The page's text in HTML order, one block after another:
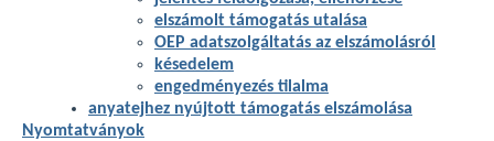
elszámolt támogatás utalása
OEP adatszolgáltatás az elszámolásról
késedelem
engedményezés tilalma
anyatejhez nyújtott támogatás elszámolása
Nyomtatványok